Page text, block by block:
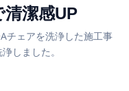
潔感UP
チェアを洗浄した施工事
しました。